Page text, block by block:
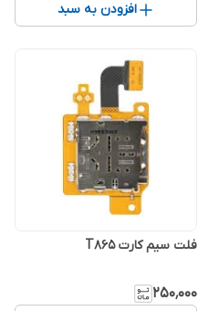
افزودن به سبد
فلت سیم کارت T865
۲۵۰٬۰۰۰